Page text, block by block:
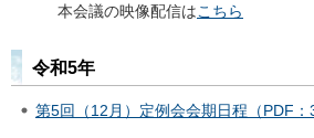
本会議の映像配信はこちら
令和5年
第5回（12月）定例会会期日程（PDF：